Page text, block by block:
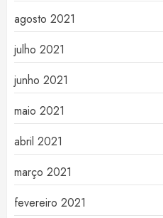
agosto 2021
julho 2021
junho 2021
maio 2021
abril 2021
março 2021
fevereiro 2021